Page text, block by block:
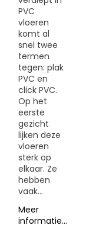
PVC
vloeren
komt al
snel twee
termen
tegen: plak
PVC en
click PVC.
Op het
eerste
gezicht
lijken deze
vloeren
sterk op
elkaar. Ze
hebben
vaak...
Meer
informatie...